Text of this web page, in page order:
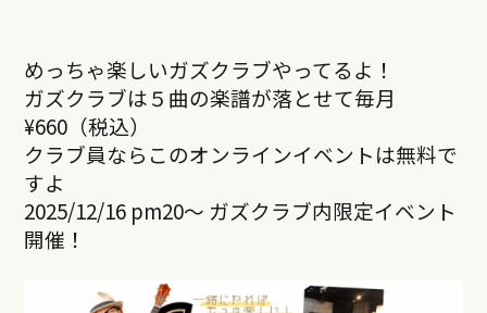
めっちゃ楽しいガズクラブやってるよ！
ガズクラブは５曲の楽譜が落とせて毎月
¥660（税込）
クラブ員ならこのオンラインイベントは無料で
すよ
2025/12/16 pm20～ ガズクラブ内限定イベント
開催！